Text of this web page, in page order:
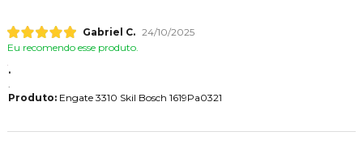
Gabriel C. 24/10/2025
Eu recomendo esse produto.
.
Produto:Engate 3310 Skil Bosch 1619Pa0321